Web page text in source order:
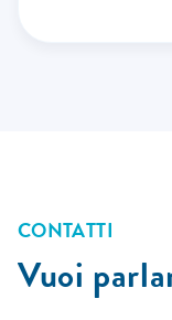
CONTATTI
Vuoi